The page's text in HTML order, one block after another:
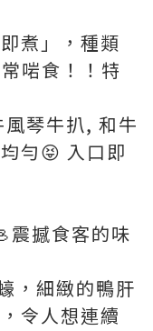
煮」，種類
啱食！！特
琴牛扒, 和牛
勻😝 入口即
震撼食客的味
，細緻的鴨肝
令人想連續